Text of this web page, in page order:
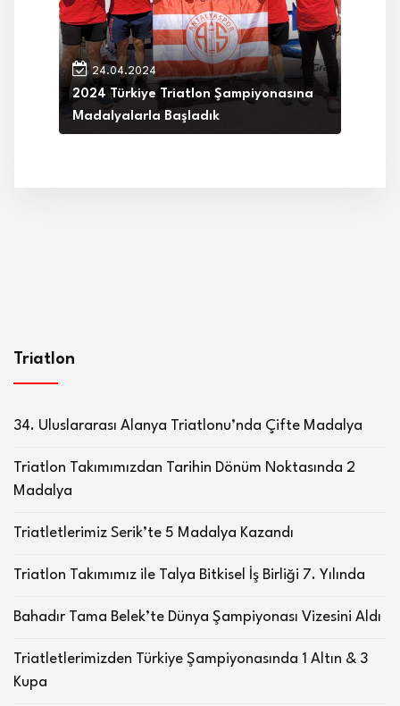
24.04.2024
2024 Türkiye Triatlon Şampiyonasına
Madalyalarla Başladık
Triatlon
34. Uluslararası Alanya Triatlonu’nda Çifte Madalya
Triatlon Takımımızdan Tarihin Dönüm Noktasında 2
Madalya
Triatletlerimiz Serik’te 5 Madalya Kazandı
Triatlon Takımımız ile Talya Bitkisel İş Birliği 7. Yılında
Bahadır Tama Belek’te Dünya Şampiyonası Vizesini Aldı
Triatletlerimizden Türkiye Şampiyonasında 1 Altın & 3
Kupa